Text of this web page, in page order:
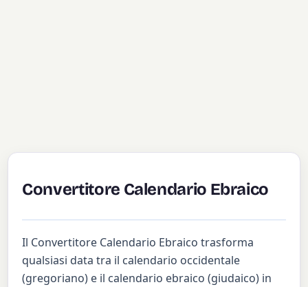
Convertitore Calendario Ebraico
Il Convertitore Calendario Ebraico trasforma
qualsiasi data tra il calendario occidentale
(gregoriano) e il calendario ebraico (giudaico) in